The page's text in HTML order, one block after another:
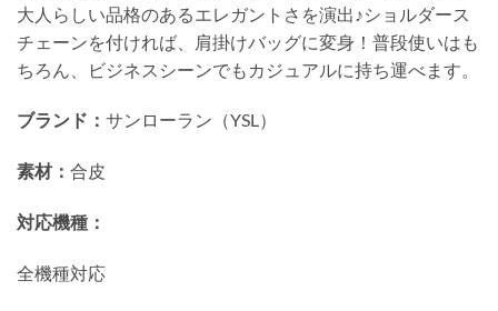
大人らしい品格のあるエレガントさを演出♪ショルダース
チェーンを付ければ、肩掛けバッグに変身！普段使いはも
ちろん、ビジネスシーンでもカジュアルに持ち運べます。
ブランド： サンローラン（YSL）
素材： 合皮
対応機種：
全機種対応